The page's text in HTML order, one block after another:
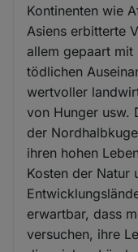
Kontinenten wie
Asiens erbitterte
allem gepaart
tödlichen
wertvoller
von Hunger usw.
der
ihren hohen
Kosten der Natur
erwartbar, dass
versuchen, ihre